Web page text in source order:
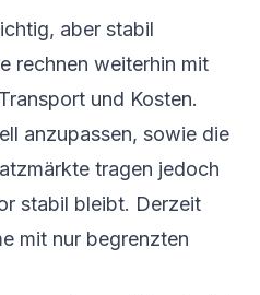
aber stabil
rechnen weiterhin mit
und Kosten.
anzupassen, sowie die
tragen jedoch
stabil bleibt. Derzeit
mit nur begrenzten